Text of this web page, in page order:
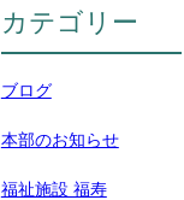
カテゴリー
ブログ
本部のお知らせ
福祉施設 福寿